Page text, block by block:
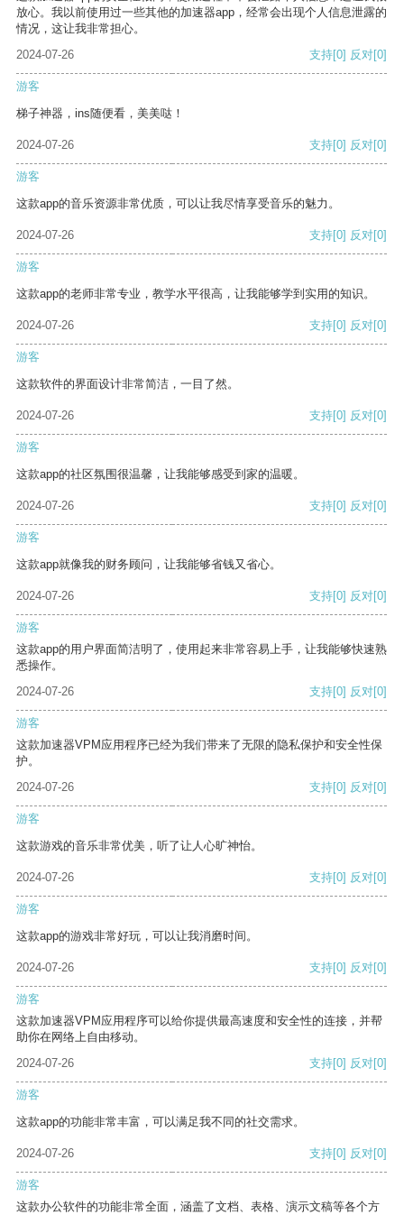
放心。我以前使用过一些其他的加速器app，经常会出现个人信息泄露的
情况，这让我非常担心。
2024-07-26
支持[0] 反对[0]
游客
梯子神器，ins随便看，美美哒！
2024-07-26 支持[0] 反对[0]
游客
这款app的音乐资源非常优质，可以让我尽情享受音乐的魅力。
2024-07-26 支持[0] 反对[0]
游客
这款app的老师非常专业，教学水平很高，让我能够学到实用的知识。
2024-07-26 支持[0] 反对[0]
游客
这款软件的界面设计非常简洁，一目了然。
2024-07-26 支持[0] 反对[0]
游客
这款app的社区氛围很温馨，让我能够感受到家的温暖。
2024-07-26 支持[0] 反对[0]
游客
这款app就像我的财务顾问，让我能够省钱又省心。
2024-07-26 支持[0] 反对[0]
游客
这款app的用户界面简洁明了，使用起来非常容易上手，让我能够快速熟
悉操作。
2024-07-26
支持[0] 反对[0]
游客
这款加速器VPM应用程序已经为我们带来了无限的隐私保护和安全性保
护。
2024-07-26
支持[0] 反对[0]
游客
这款游戏的音乐非常优美，听了让人心旷神怡。
2024-07-26 支持[0] 反对[0]
游客
这款app的游戏非常好玩，可以让我消磨时间。
2024-07-26 支持[0] 反对[0]
游客
这款加速器VPM应用程序可以给你提供最高速度和安全性的连接，并帮
助你在网络上自由移动。
2024-07-26
支持[0] 反对[0]
游客
这款app的功能非常丰富，可以满足我不同的社交需求。
2024-07-26 支持[0] 反对[0]
游客
这款办公软件的功能非常全面，涵盖了文档、表格、演示文稿等各个方